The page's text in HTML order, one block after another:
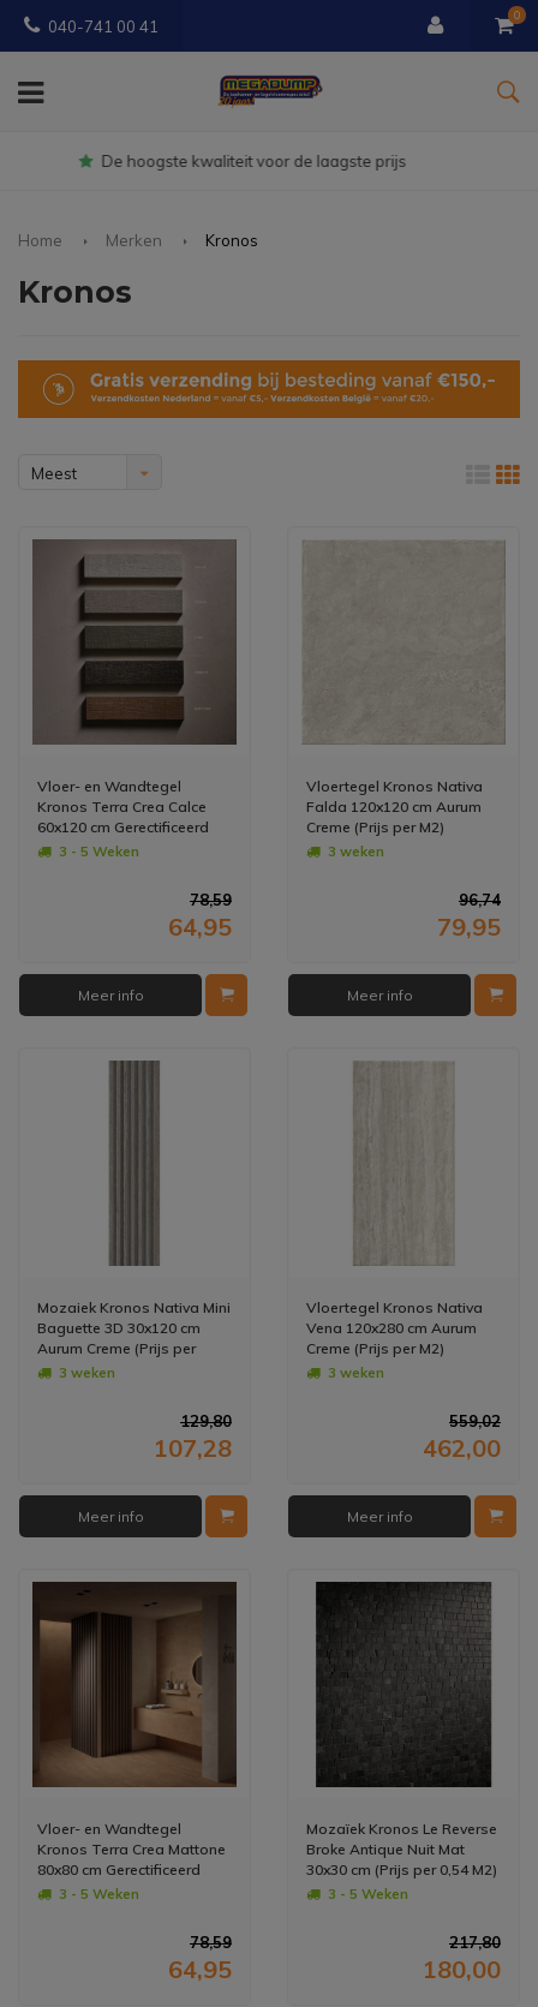
040-741 00 41
0
Gratisbezorgd vanaf € 150
Home Merken Kronos
Kronos
Meest
Vloer- en Wandtegel
Kronos Terra Crea Calce
60x120 cm Gerectificeerd
Wit (Doosinhoud: 1,44 m2)
3 - 5 Weken
78,59
64,95
Meer info
Vloertegel Kronos Nativa
Falda 120x120 cm Aurum
Creme (Prijs per M2)
3 weken
96,74
79,95
Meer info
Mozaiek Kronos Nativa Mini
Baguette 3D 30x120 cm
Aurum Creme (Prijs per
Doos)3 weken
129,80
107,28
Meer info
Vloertegel Kronos Nativa
Vena 120x280 cm Aurum
Creme (Prijs per M2)
3 weken
559,02
462,00
Meer info
Vloer- en Wandtegel
Kronos Terra Crea Mattone
80x80 cm Gerectificeerd
Bruin (Doosinhoud: 1,28
3 - 5 Weken
78,59
64,95
Mozaïek Kronos Le Reverse
Broke Antique Nuit Mat
30x30 cm (Prijs per 0,54 M2)
3 - 5 Weken
217,80
180,00